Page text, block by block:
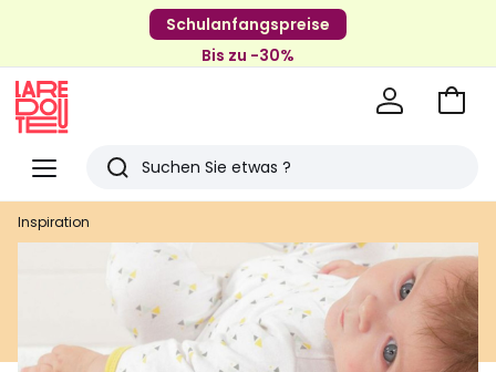
Schulanfangspreise
Bis zu -30%
Menü
Redoute
Suchen
Zuletzt
angesehenen
Artikel
Zum
Inspiration